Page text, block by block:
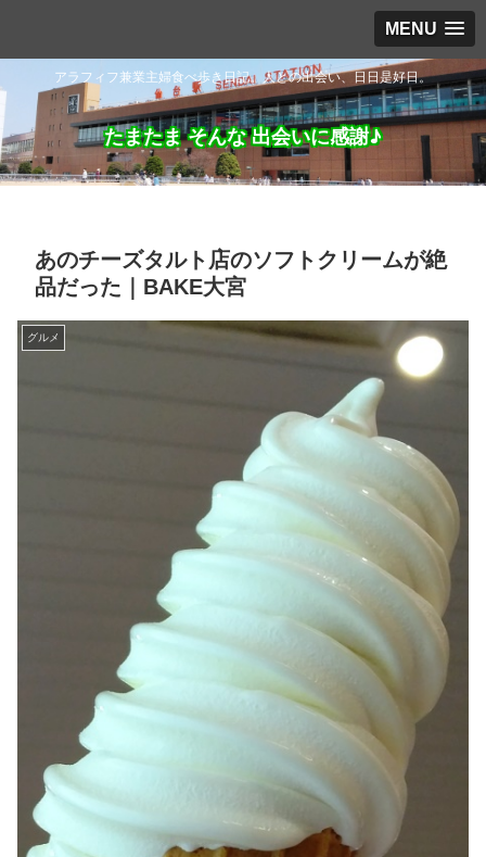
MENU
アラフィフ兼業主婦食べ歩き日記。人との出会い、日日是好日。
たまたま そんな 出会いに感謝♪
あのチーズタルト店のソフトクリームが絶
品だった｜BAKE大宮
グルメ